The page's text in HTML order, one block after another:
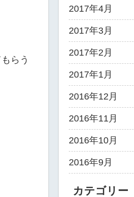
らう
2017年4月
2017年3月
2017年2月
2017年1月
2016年12月
2016年11月
2016年10月
2016年9月
カテゴリー